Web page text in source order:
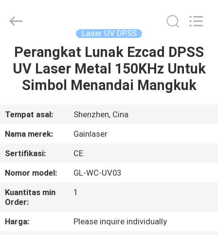
RUMAH
PRODUK
TENTANG
KAMI
TUR
PABRIK
KONTROL
KUALITAS
Laser
Technology
Reserved.
Laser UV DPSS
Perangkat Lunak Ezcad DPSS
UV Laser Metal 150KHz Untuk
Simbol Menandai Mangkuk
Tempat asal:
Shenzhen, Cina
Nama merek:
Gainlaser
Sertifikasi:
CE
Nomor model:
GL-WC-UV03
Kuantitas min
Order:
1
Harga:
Please inquire individually